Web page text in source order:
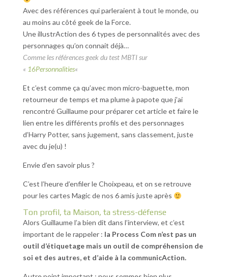
Avec des références qui parleraient à tout le monde, ou
au moins au côté geek de la Force.
Une illustrAction des 6 types de personnalités avec des
personnages qu’on connait déjà…
Comme les références geek du test MBTI sur
« 16Personnalities«
Et c’est comme ça qu’avec mon micro-baguette, mon
retourneur de temps et ma plume à papote que j’ai
rencontré Guillaume pour préparer cet article et faire le
lien entre les différents profils et des personnages
d’Harry Potter, sans jugement, sans classement, juste
avec du je(u) !
Envie d’en savoir plus ?
C’est l’heure d’enfiler le Choixpeau, et on se retrouve
pour les cartes Magic de nos 6 amis juste après
Ton profil, ta Maison, ta stress-défense
Alors Guillaume l’a bien dit dans l’interview, et c’est
important de le rappeler : la Process Com n’est pas un
outil d’étiquetage mais un outil de compréhension de
soi et des autres, et d’aide à la communicAction.